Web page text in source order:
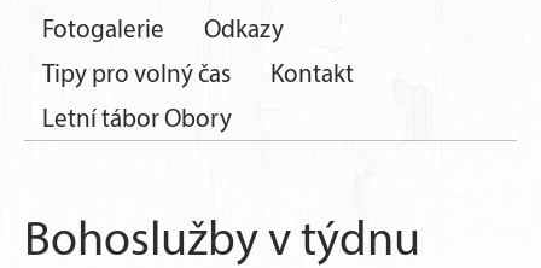
Fotogalerie
Odkazy
Tipy pro volný čas
Kontakt
Letní tábor Obory
Bohoslužby v týdnu